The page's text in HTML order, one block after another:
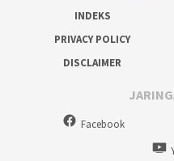
INDEKS
PRIVACY POLICY
DISCLAIMER
Facebook